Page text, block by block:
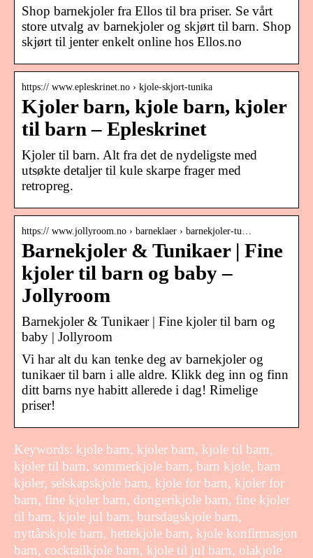
Shop barnekjoler fra Ellos til bra priser. Se vårt
store utvalg av barnekjoler og skjørt til barn. Shop
skjørt til jenter enkelt online hos Ellos.no
https:// www.epleskrinet.no › kjole-skjort-tunika
Kjoler barn, kjole barn, kjoler
til barn – Epleskrinet
Kjoler til barn. Alt fra det de nydeligste med
utsøkte detaljer til kule skarpe frager med
retropreg.
https:// www.jollyroom.no › barneklaer › barnekjoler-tu…
Barnekjoler & Tunikaer | Fine
kjoler til barn og baby –
Jollyroom
Barnekjoler & Tunikaer | Fine kjoler til barn og
baby | Jollyroom
Vi har alt du kan tenke deg av barnekjoler og
tunikaer til barn i alle aldre. Klikk deg inn og finn
ditt barns nye habitt allerede i dag! Rimelige
priser!
Keywords: kjole barn, kjoler barn, kjole til barn,
kjoler til barn, sommerkjole barn, barn kjole, barn
kjoler, selskapskjole barn, kjole for barn, kjoler for
barn, fine kjoler barn, dongerikjole barn, fine kjoler
til barn, kjole jul barn, bursdagskjole barn,
nyttårskjole barn, hettekjole barn, kjole konfirmasjon
barn, cocktailkjole barn, kjole til jul barn, olakjole